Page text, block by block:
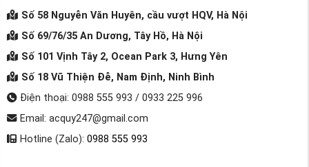
Số 58 Nguyễn Văn Huyên, cầu vượt HQV, Hà Nội
Số 69/76/35 An Dương, Tây Hồ, Hà Nội
Số 101 Vịnh Tây 2, Ocean Park 3, Hưng Yên
Số 18 Vũ Thiện Đễ, Nam Định, Ninh Bình
Điện thoại: 0988 555 993 / 0933 225 996
Email: acquy247@gmail.com
Hotline (Zalo): 0988 555 993